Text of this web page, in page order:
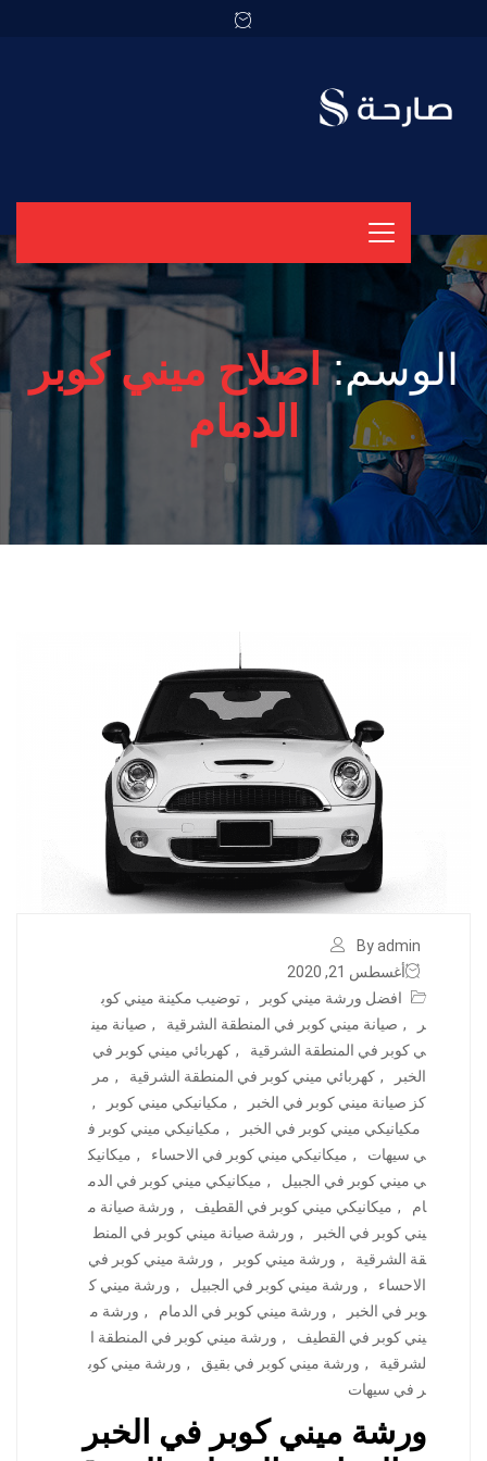
الوسم:اصلاح ميني كوبر
الدمام
By admin
أغسطس 21, 2020
افضل ورشة ميني كوبر
, توضيب مكينة ميني كوب
ر
, صيانة ميني كوبر في المنطقة الشرقية , صيانة مين
ي كوبر في المنطقة الشرقية
, كهربائي ميني كوبر في
الخبر
, كهربائي ميني كوبر في المنطقة الشرقية , مر
كز صيانة ميني كوبر في الخبر
, مكيانيكي ميني كوبر
,
مكيانيكي ميني كوبر في الخبر
, مكيانيكي ميني كوبر ف
ي سيهات
, ميكانيكي ميني كوبر في الاحساء , ميكانيك
ي ميني كوبر في الجبيل
, ميكانيكي ميني كوبر في الدم
ام
, ميكانيكي ميني كوبر في القطيف , ورشة صيانة م
يني كوبر في الخبر
, ورشة صيانة ميني كوبر في المنط
قة الشرقية
, ورشة ميني كوبر , ورشة ميني كوبر في
الاحساء
, ورشة ميني كوبر في الجبيل , ورشة ميني ك
وبر في الخبر
, ورشة ميني كوبر في الدمام , ورشة م
يني كوبر في القطيف
, ورشة ميني كوبر في المنطقة ا
لشرقية
, ورشة ميني كوبر في بقيق , ورشة ميني كوب
ر في سيهات
ورشة ميني كوبر في الخبر